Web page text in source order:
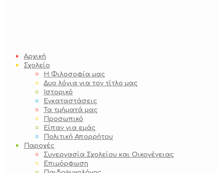
Αρχική
Σχολείο
Η Φιλοσοφία μας
Δυο λόγια για τον τίτλο μας
Ιστορικό
Εγκαταστάσεις
Τα τμήματά μας
Προσωπικό
Είπαν για εμάς
Πολιτική Απορρήτου
Παροχές
Συνεργασία Σχολείου και Οικογένειας
Επιμόρφωση